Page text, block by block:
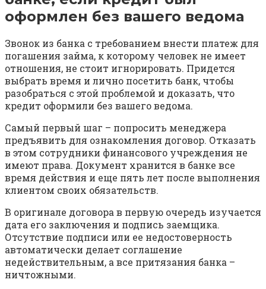
оформлен без вашего ведома
Звонок из банка с требованием внести платеж для
погашения займа, к которому человек не имеет
отношения, не стоит игнорировать. Придется
выбрать время и лично посетить банк, чтобы
разобраться с этой проблемой и доказать, что
кредит оформили без вашего ведома.
Самый первый шаг – попросить менеджера
предъявить для ознакомления договор. Отказать
в этом сотрудники финансового учреждения не
имеют права. Документ хранится в банке все
время действия и еще пять лет после выполнения
клиентом своих обязательств.
В оригинале договора в первую очередь изучается
дата его заключения и подпись заемщика.
Отсутствие подписи или ее недостоверность
автоматически делает соглашение
недействительным, а все притязания банка –
ничтожными.